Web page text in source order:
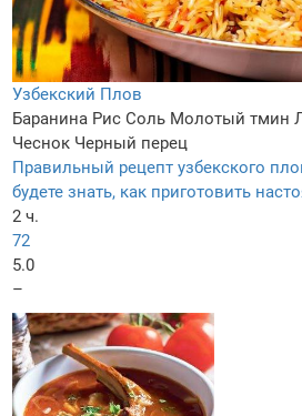
Узбекский Плов
Баранина Рис Соль Молотый тмин
Чеснок Черный перец
Правильный рецепт узбекского
будете знать, как приготовить
2 ч.
72
5.0
–